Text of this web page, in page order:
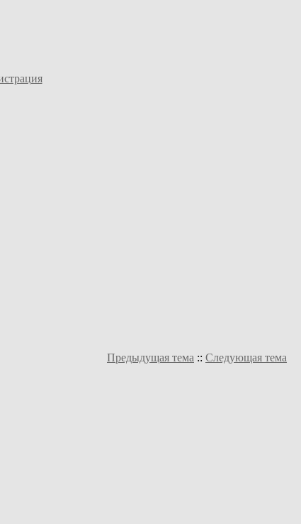
Предыдущая тема :: Следующая тема